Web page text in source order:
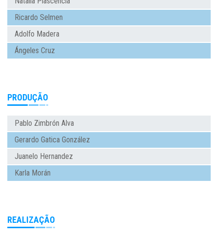
Ricardo Selmen
Adolfo Madera
Ángeles Cruz
PRODUÇÃO
Pablo Zimbrón Alva
Gerardo Gatica González
Juanelo Hernandez
Karla Morán
REALIZAÇÃO